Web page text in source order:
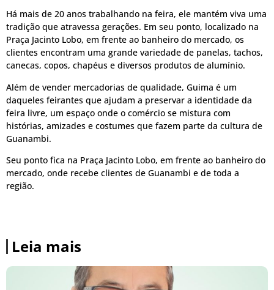
Há mais de 20 anos trabalhando na feira, ele mantém viva uma
tradição que atravessa gerações. Em seu ponto, localizado na
Praça Jacinto Lobo, em frente ao banheiro do mercado, os
clientes encontram uma grande variedade de panelas, tachos,
canecas, copos, chapéus e diversos produtos de alumínio.
Além de vender mercadorias de qualidade, Guima é um
daqueles feirantes que ajudam a preservar a identidade da
feira livre, um espaço onde o comércio se mistura com
histórias, amizades e costumes que fazem parte da cultura de
Guanambi.
Seu ponto fica na Praça Jacinto Lobo, em frente ao banheiro do
mercado, onde recebe clientes de Guanambi e de toda a
região.
Leia mais